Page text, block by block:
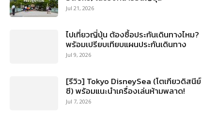
Jul 21, 2026
ไปเที่ยวญี่ปุ่น ต้องซื้อประกันเดินทางไหม?
พร้อมเปรียบเทียบแผนประกันเดินทาง
Jul 9, 2026
[รีวิว] Tokyo DisneySea (โตเกียวดิสนีย์
ซี) พร้อมแนะนำเครื่องเล่นห้ามพลาด!
Jul 7, 2026